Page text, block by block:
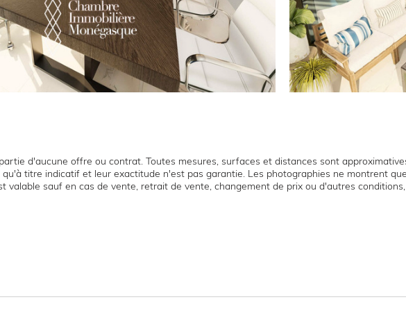
d'aucune offre ou contrat. Toutes mesures, surfaces et distances sont
qu'à titre indicatif et leur exactitude n'est pas garantie. Les photographies ne montrent
valable sauf en cas de vente, retrait de vente, changement de prix ou d'autres